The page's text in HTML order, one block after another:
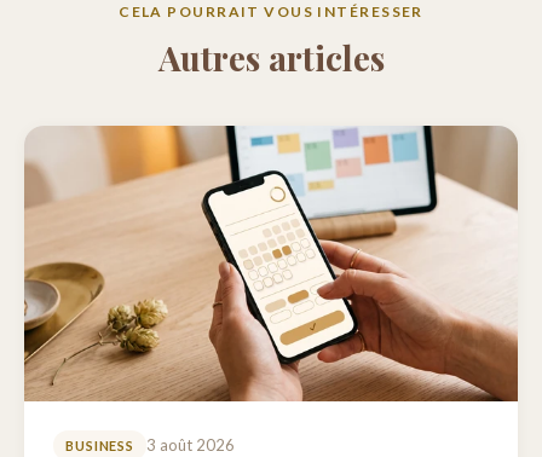
CELA POURRAIT VOUS INTÉRESSER
Autres articles
BUSINESS 3 août 2026